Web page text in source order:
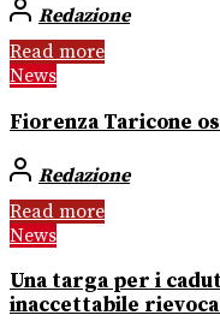
Redazione
Read more
News
Fiorenza Taricone
Redazione
Read more
News
Una targa per i
inaccettabile